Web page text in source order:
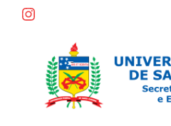
Instagram